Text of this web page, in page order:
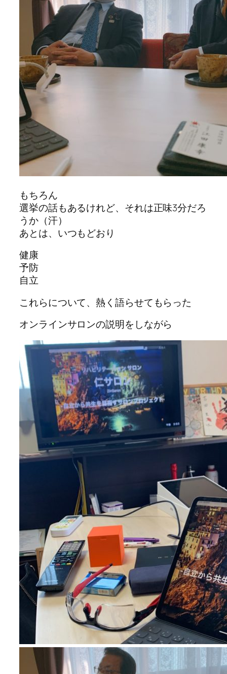
もちろん
選挙の話もあるけれど、それは正味3分だろ
うか（汗）
あとは、いつもどおり
健康
予防
自立
これらについて、熱く語らせてもらった
オンラインサロンの説明をしながら